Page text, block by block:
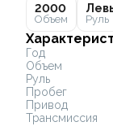
2000
Объем Руль
Год
Объем
Руль
Пробег
Привод
Трансмиссия